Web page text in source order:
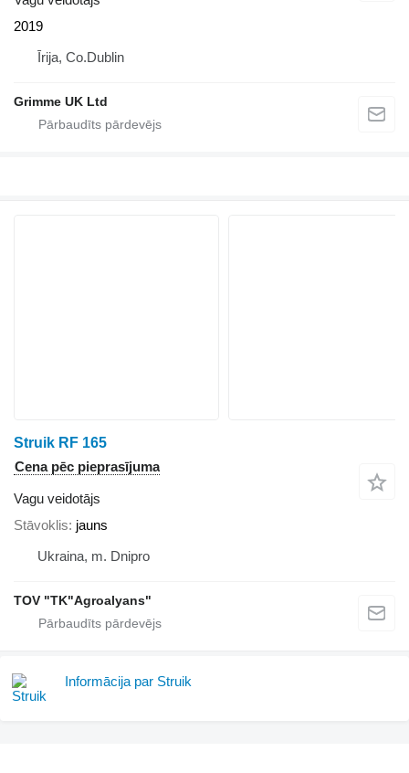
2019
Īrija, Co.Dublin
Grimme UK Ltd
Struik RF 165
Cena pēc pieprasījuma
Vagu veidotājs
Stāvoklis jauns
Ukraina, m. Dnipro
TOV "TK"Agroalyans"
Informācija par Struik